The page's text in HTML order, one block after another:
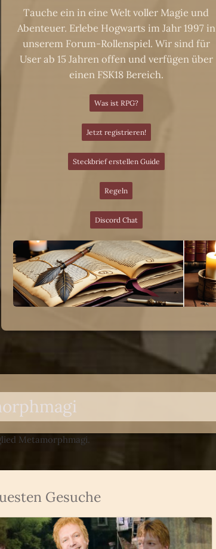
Tauche ein in eine Welt voller Magie und
Abenteuer. Erlebe Hogwarts im Jahr 1997 in
unserem Forum-Rollenspiel. Wir sind für
User ab 15 Jahren offen und verfügen über
einen FSK18 Bereich.
Was ist RPG?
Jetzt registrieren!
Steckbrief erstellen Guide
Regeln
Discord Chat
Metamorphmagi.
Gesuche